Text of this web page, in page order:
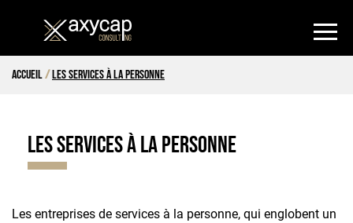
Accueil Les Services à la personne
Les Services à la personne
Les entreprises de services à la personne, qui englobent un